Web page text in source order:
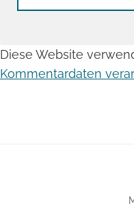
Diese Website
Kommentardaten